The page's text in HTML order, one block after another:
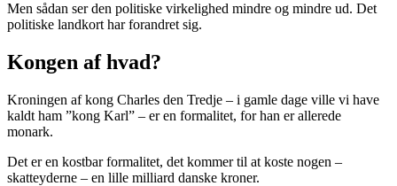
Men sådan ser den politiske virkelighed mindre og mindre ud. Det
politiske landkort har forandret sig.
Kongen af hvad?
Kroningen af kong Charles den Tredje – i gamle dage ville vi have
kaldt ham ”kong Karl” – er en formalitet, for han er allerede
monark.
Det er en kostbar formalitet, det kommer til at koste nogen –
skatteyderne – en lille milliard danske kroner.